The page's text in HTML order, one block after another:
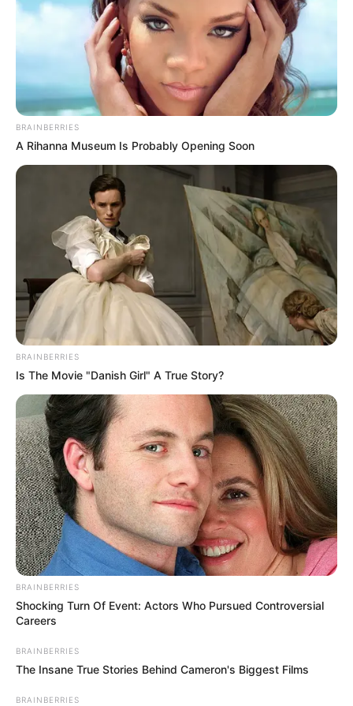
BRAINBERRIES
A Rihanna Museum Is Probably Opening Soon
BRAINBERRIES
Is The Movie "Danish Girl" A True Story?
BRAINBERRIES
Shocking Turn Of Event: Actors Who Pursued Controversial
Careers
BRAINBERRIES
The Insane True Stories Behind Cameron's Biggest Films
BRAINBERRIES